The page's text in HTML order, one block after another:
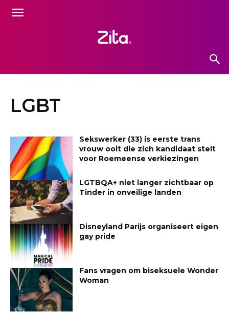
LGBT
Sekswerker (33) is eerste trans
vrouw ooit die zich kandidaat stelt
voor Roemeense verkiezingen
LGTBQA+ niet langer zichtbaar op
Tinder in onveilige landen
Disneyland Parijs organiseert eigen
gay pride
Fans vragen om biseksuele Wonder
Woman